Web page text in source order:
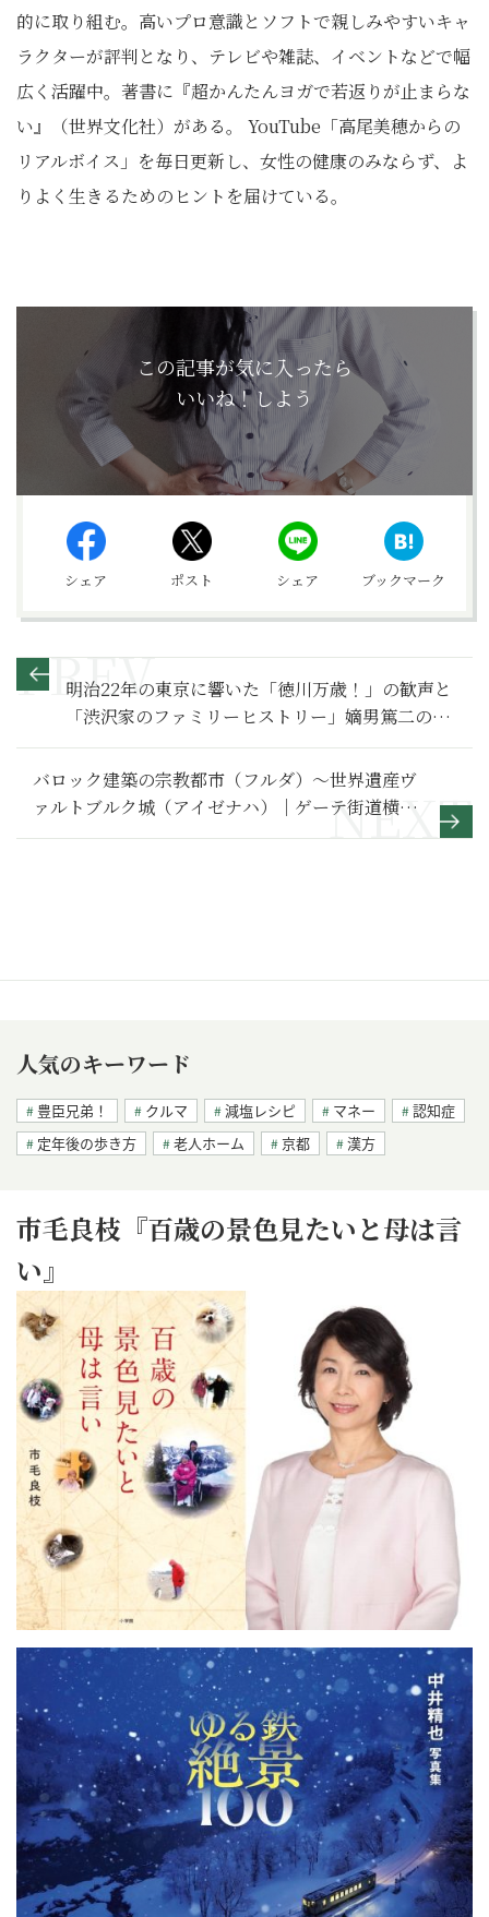
的に取り組む。高いプロ意識とソフトで親しみやすいキャ
ラクターが評判となり、テレビや雑誌、イベントなどで幅
広く活躍中。著書に『超かんたんヨガで若返りが止まらな
い』（世界文化社）がある。 YouTube「高尾美穂からの
リアルボイス」を毎日更新し、女性の健康のみならず、よ
りよく生きるためのヒントを届けている。
この記事が気に入ったら
いいね！しよう
シェア ポスト シェア ブックマーク
明治22年の東京に響いた「徳川万歳！」の歓声と
「渋沢家のファミリーヒストリー」嫡男篤二の遊
興癖がひどすぎた【青天を衝け 満喫リポート】
バロック建築の宗教都市（フルダ）～世界遺産ヴ
ァルトブルク城（アイゼナハ）｜ゲーテ街道横断
グルメ旅
人気のキーワード
豊臣兄弟！ クルマ 減塩レシピ マネー
認知症
定年後の歩き方
老人ホーム 京都 漢方
市毛良枝『百歳の景色見たいと母は言
い』